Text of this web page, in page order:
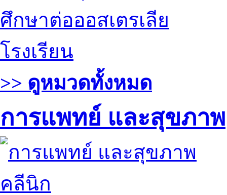
ศึกษาต่อออสเตรเลีย
โรงเรียน
>> ดูหมวดทั้งหมด
การแพทย์ และสุขภาพ
คลีนิก